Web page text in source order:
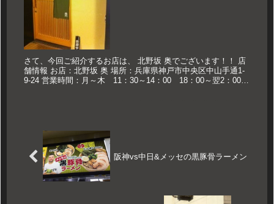
さて、今回ご紹介するお店は、 北野坂 奥でございます！！ 店
舗情報 お店：北野坂 奥 場所：兵庫県神戸市中央区中山手通1-
9-24 営業時間：月～木 11：30～14：00 18：00～翌2：00
阪神vs中日&メッセの黒豚骨ラーメン